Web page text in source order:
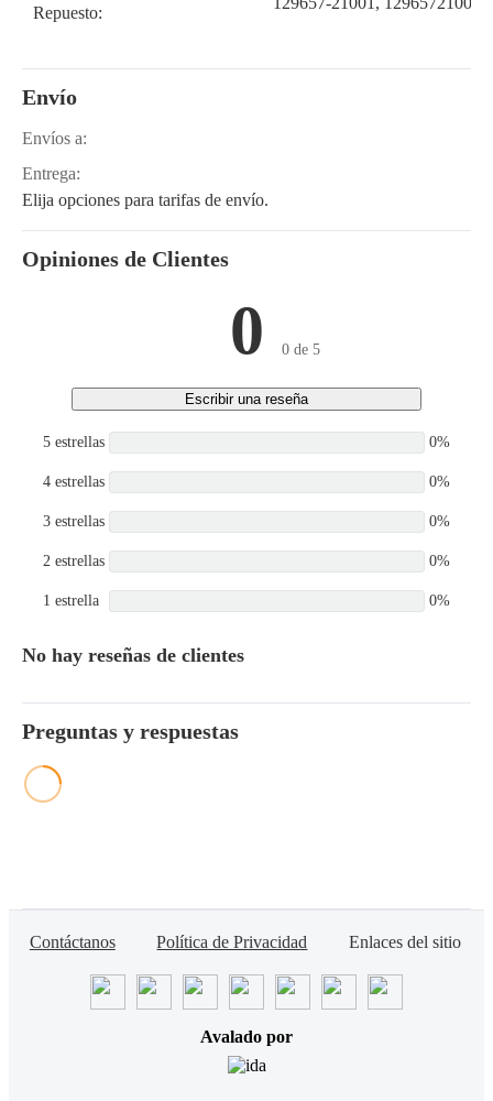
Repuesto:
Envío
Envíos a:
Entrega:
Elija opciones para tarifas de envío.
Opiniones de Clientes
0 0 de 5
Escribir una reseña
5 estrellas 0%
4 estrellas 0%
3 estrellas 0%
2 estrellas 0%
1 estrella 0%
No hay reseñas de clientes
Preguntas y respuestas
Contáctanos Política de Privacidad Enlaces del sitio
Avalado por